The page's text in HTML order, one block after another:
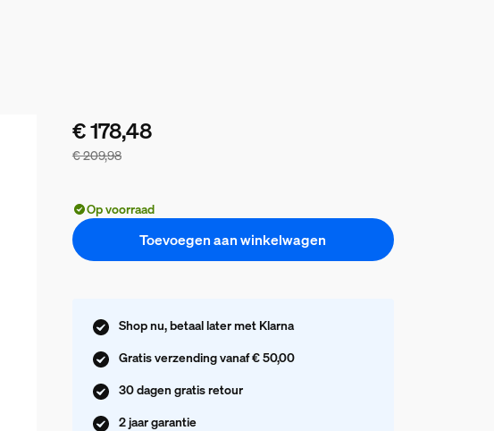
€ 209,98
€ 178,48
Op voorraad
Toevoegen aan winkelwagen
Shop nu, betaal later met Klarna
Gratis verzending vanaf € 50,00
30 dagen gratis retour
2 jaar garantie